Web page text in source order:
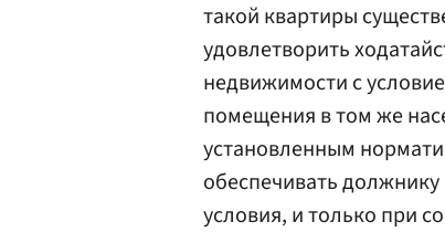
такой квартиры
удовлетворить
недвижимости с
помещения в том же
установленным
обеспечивать
условия, и только при